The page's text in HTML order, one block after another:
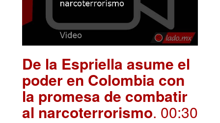
De la Espriella asume el
poder en Colombia con
la promesa de combatir
al narcoterrorismo. 00:30